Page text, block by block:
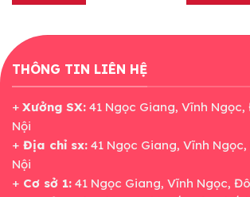
THÔNG TIN LIÊN HỆ
+ Xưởng SX: 41 Ngọc Giang, Vĩnh
Nội
+ Địa chỉ sx: 41 Ngọc Giang, Vĩnh
Nội
+ Cơ sở 1: 41 Ngọc Giang, Vĩnh Ngọc,